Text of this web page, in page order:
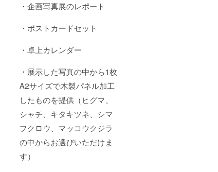
・企画写真展のレポート
・ポストカードセット
・卓上カレンダー
・展示した写真の中から1枚
A2サイズで木製パネル加工
したものを提供（ヒグマ、
シャチ、キタキツネ、シマ
フクロウ、マッコウクジラ
の中からお選びいただけま
す）